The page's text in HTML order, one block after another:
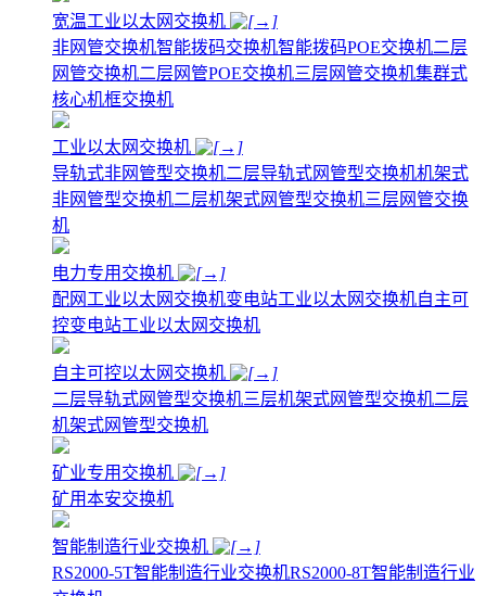
宽温工业以太网交换机
非网管交换机智能拨码交换机智能拨码POE交换机二层
网管交换机二层网管POE交换机三层网管交换机集群式
核心机框交换机
工业以太网交换机
导轨式非网管型交换机二层导轨式网管型交换机机架式
非网管型交换机二层机架式网管型交换机三层网管交换
机
电力专用交换机
配网工业以太网交换机变电站工业以太网交换机自主可
控变电站工业以太网交换机
自主可控以太网交换机
二层导轨式网管型交换机三层机架式网管型交换机二层
机架式网管型交换机
矿业专用交换机
矿用本安交换机
智能制造行业交换机
RS2000-5T智能制造行业交换机RS2000-8T智能制造行业